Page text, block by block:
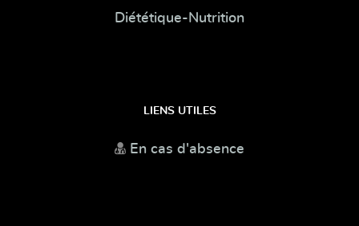
Diététique-Nutrition
LIENS UTILES
En cas d'absence